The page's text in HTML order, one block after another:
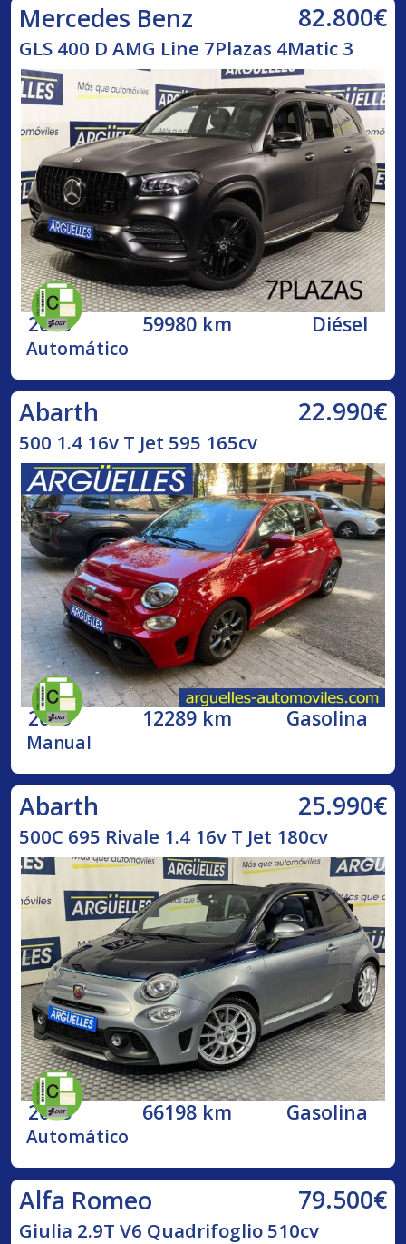
Mercedes Benz 82.800€
GLS 400 D AMG Line 7Plazas 4Matic 3
2020 59980 km Diésel
Automático
Abarth 22.990€
500 1.4 16v T Jet 595 165cv
2023 12289 km Gasolina
Manual
Abarth 25.990€
500C 695 Rivale 1.4 16v T Jet 180cv
2018 66198 km Gasolina
Automático
Alfa Romeo 79.500€
Giulia 2.9T V6 Quadrifoglio 510cv